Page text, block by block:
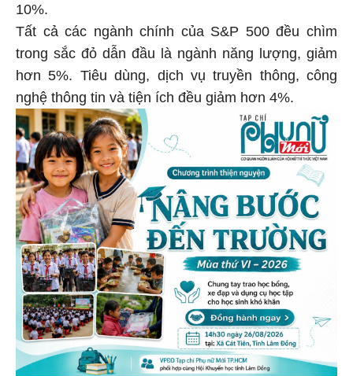
10%.
Tất cả các ngành chính của S&P 500 đều chìm
trong sắc đỏ dẫn đầu là ngành năng lượng, giảm
hơn 5%. Tiêu dùng, dịch vụ truyền thông, công
nghệ thông tin và tiện ích đều giảm hơn 4%.